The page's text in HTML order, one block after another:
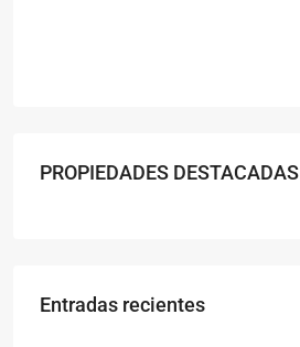
PROPIEDADES DESTACADAS
Entradas recientes